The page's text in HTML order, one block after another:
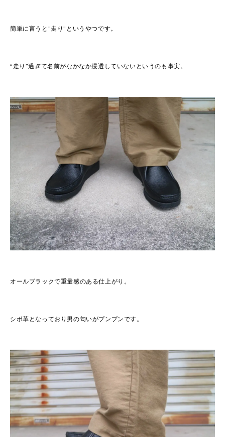
簡単に言うと”走り”というやつです。
“走り”過ぎて名前がなかなか浸透していないというのも事実。
オールブラックで重量感のある仕上がり。
シボ革となっており男の匂いがプンプンです。